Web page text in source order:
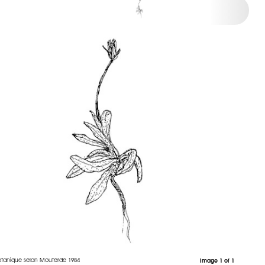
selon Mouterde 1984 Image 1 of 1